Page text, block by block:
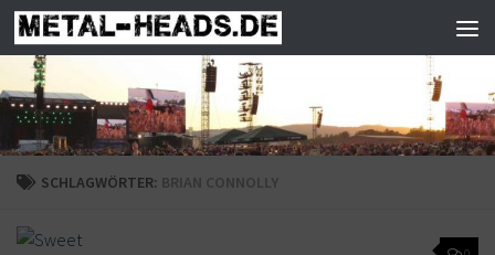
Zum Inhalt springen
SCHLAGWÖRTER: BRIAN CONNOLLY